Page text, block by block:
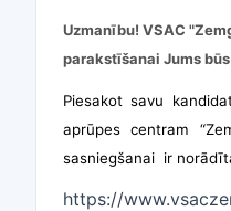
Uzmanību! VSAC
parakstīšanai Jums
Piesakot savu
aprūpes centram
sasniegšanai ir
https://